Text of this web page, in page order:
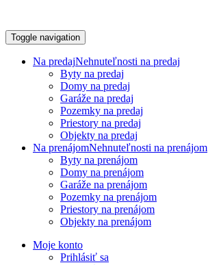
Toggle navigation
Na predajNehnuteľnosti na predaj
Byty na predaj
Domy na predaj
Garáže na predaj
Pozemky na predaj
Priestory na predaj
Objekty na predaj
Na prenájomNehnuteľnosti na prenájom
Byty na prenájom
Domy na prenájom
Garáže na prenájom
Pozemky na prenájom
Priestory na prenájom
Objekty na prenájom
Moje konto
Prihlásiť sa